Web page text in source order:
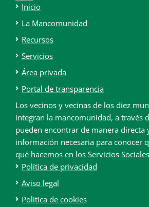
Inicio
La Mancomunidad
Recursos
Servicios
Área privada
Portal de transparencia
Los vecinos y vecinas de los diez
integran la mancomunidad, a través
pueden encontrar de manera directa
información necesaria para conocer
qué hacemos en los Servicios
Política de privacidad
Aviso legal
Política de cookies